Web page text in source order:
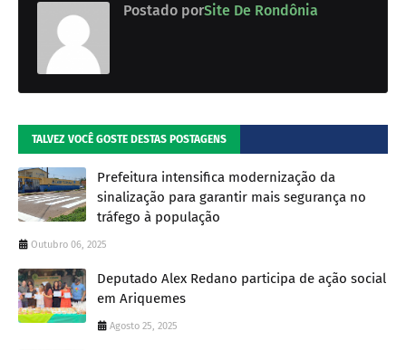
Postado porSite De Rondônia
TALVEZ VOCÊ GOSTE DESTAS POSTAGENS
Prefeitura intensifica modernização da
sinalização para garantir mais segurança no
tráfego à população
Outubro 06, 2025
Deputado Alex Redano participa de ação social
em Ariquemes
Agosto 25, 2025